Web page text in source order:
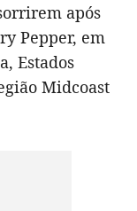
após
Pepper, em
Estados
Midcoast